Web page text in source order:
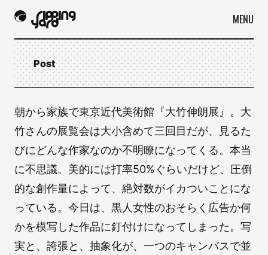
MENU
Post
朝から家族で東京近代美術館『大竹伸朗展』。大
竹さんの展覧会は大小含めて三回目だが、見るた
びにどんな作家なのか不明瞭になってくる。本当
に不思議。美的には打率50%ぐらいだけど、圧倒
的な創作量によって、絶対数がイカついことにな
っている。今日は、黒人女性のおそらく広告か何
かを模写した作品に釘付けになってしまった。写
実と、誇張と、抽象化が、一つのキャンバスで並